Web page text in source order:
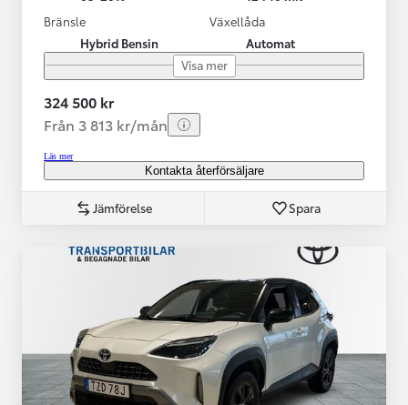
Bränsle
Hybrid Bensin
Växellåda
Automat
Visa mer
324 500 kr
Från 3 813 kr/mån
Läs mer
Kontakta återförsäljare
Jämförelse Spara